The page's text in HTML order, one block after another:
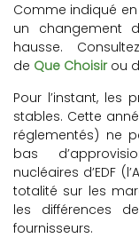
Comme indiqué
un changement
hausse.
de Que Choisirou
Pour l’instant, les
stables. Cette
réglementés) ne
bas
nucléaires d’EDF
totalité sur les
les différences
fournisseurs.